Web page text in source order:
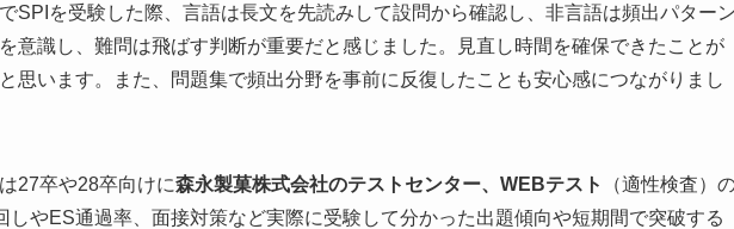
SPIを受験した際、言語は長文を先読みして設問から確認し、非言語は頻出パター
意識し、難問は飛ばす判断が重要だと感じました。見直し時間を確保できたことが
思います。また、問題集で頻出分野を事前に反復したことも安心感につながりまし
27卒や28卒向けに森永製菓株式会社のテストセンター、WEBテスト
（適性検査）
しやES通過率、面接対策など実際に受験して分かった出題傾向や短期間で突破する